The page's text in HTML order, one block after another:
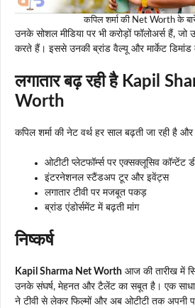
कपिल शर्मा की Net Worth के
उनके सोशल मीडिया पर भी करोड़ों फॉलोअर्स हैं, जो
करते हैं। इससे उनकी ब्रांड वैल्यू और मार्केट डिमांड
लगातार बढ़ रही है Kapil
Worth
कपिल शर्मा की नेट वर्थ हर साल बढ़ती जा रही है
ओटीटी प्लेटफॉर्म्स पर एक्सक्लूसिव कॉन्टेंट
इंटरनेशनल स्टैंडअप टूर और इवेंट्स
लगातार टीवी पर मजबूत पकड़
ब्रांड एंडोर्समेंट में बढ़ती मांग
निष्कर्ष
Kapil Sharma Net Worth आज की तारीख में
उनके संघर्ष, मेहनत और टैलेंट का सबूत है। एक
ने टीवी से लेकर फिल्मों और अब ओटीटी तक अपनी